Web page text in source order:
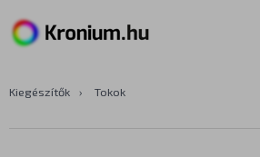
Kiegészítők › Tokok